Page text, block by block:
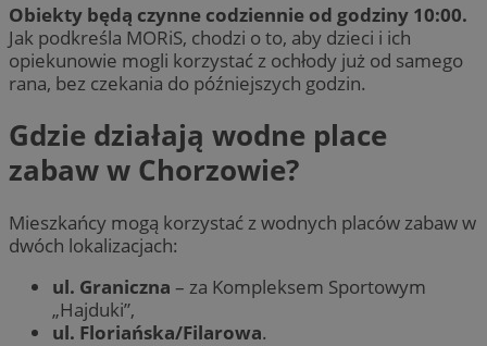
Obiekty będą czynne codziennie od godziny 10:00.
Jak podkreśla MORiS, chodzi o to, aby dzieci i ich
opiekunowie mogli korzystać z ochłody już od samego
rana, bez czekania do późniejszych godzin.
Gdzie działają wodne place
zabaw w Chorzowie?
Mieszkańcy mogą korzystać z wodnych placów zabaw w
dwóch lokalizacjach:
ul. Graniczna – za Kompleksem Sportowym
„Hajduki”,
ul. Floriańska/Filarowa.